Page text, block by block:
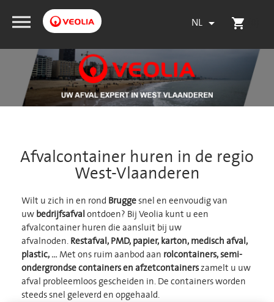
shopping_cart
NL 
Afvalcontainer huren in de regio
West-Vlaanderen
Wilt u zich in en rond Bruggesnel en eenvoudig van
uwbedrijfsafvalontdoen? Bij Veolia kunt u een
afvalcontainer huren die aansluit bij uw
afvalnoden.Restafval, PMD, papier, karton, medisch afval,
plastic, …Met ons ruim aanbod aan rolcontainers, semi-
ondergrondse containers en afzetcontainerszamelt u uw
afval probleemloos gescheiden in.De containers worden
steeds snel geleverd en opgehaald.